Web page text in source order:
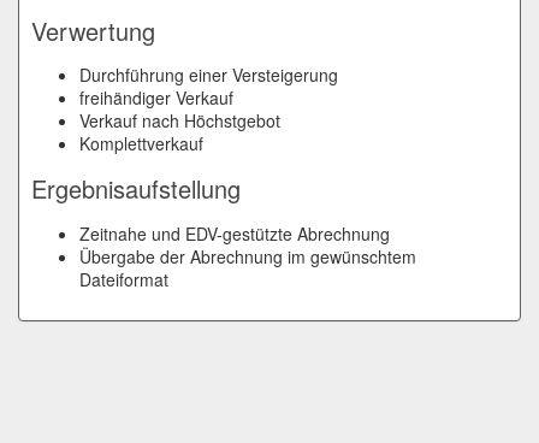
Verwertung
Durchführung einer Versteigerung
freihändiger Verkauf
Verkauf nach Höchstgebot
Komplettverkauf
Ergebnisaufstellung
Zeitnahe und EDV-gestützte Abrechnung
Übergabe der Abrechnung im gewünschtem
Dateiformat